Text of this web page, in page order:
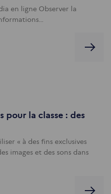
en ligne Observer la
pour la classe : des
« à des fins exclusives
images et des sons dans